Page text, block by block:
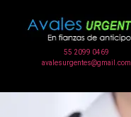
55 2099 0469
avalesurgentes@gmail.com